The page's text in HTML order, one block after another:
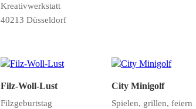
Kreativwerkstatt
40213 Düsseldorf
Filz-Woll-Lust
Filzgeburtstag
City Minigolf
Spielen, grillen, feiern